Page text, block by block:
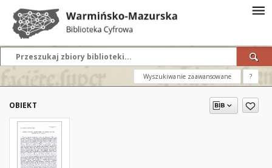
Wyszukiwanie zaawansowane ?
OBIEKT